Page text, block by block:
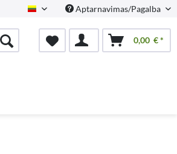
Lietuvių Aptarnavimas/Pagalba
0,00 € *